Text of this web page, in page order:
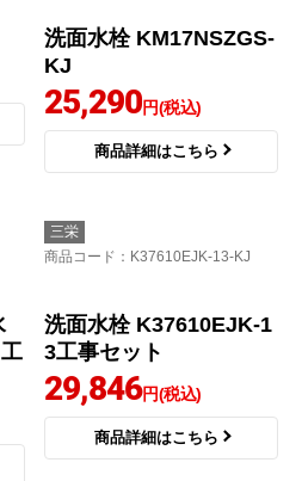
商品詳細はこちら
商品コード：KM17NSZGS-KJ
洗面水栓 KM17NSZGS-